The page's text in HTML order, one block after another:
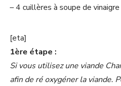
– 4 cuillères à soupe de
[eta]
1ère étape :
Si vous utilisez une viande
afin de ré oxygéner la viande.